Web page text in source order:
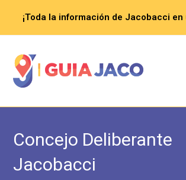
contenido
¡Toda la información de Jacobacci en
Concejo Deliberante
Jacobacci